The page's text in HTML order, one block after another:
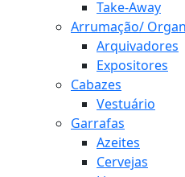
Take-Away
Arrumação/
Arquivadores
Expositores
Cabazes
Vestuário
Garrafas
Azeites
Cervejas